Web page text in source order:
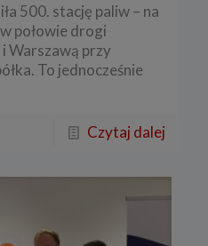
500. stację paliw – na
połowie drogi
Warszawą przy
To jednocześnie
Czytaj dalej